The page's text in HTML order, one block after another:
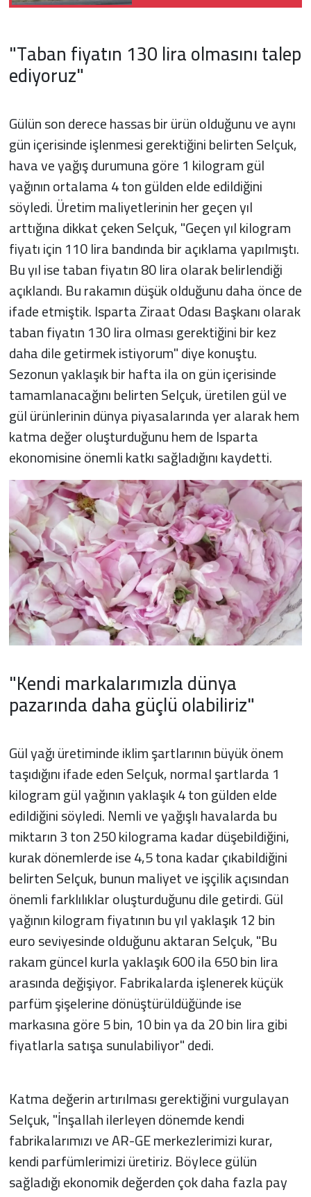
"Taban fiyatın 130 lira olmasını talep
ediyoruz"
Gülün son derece hassas bir ürün olduğunu ve aynı
gün içerisinde işlenmesi gerektiğini belirten Selçuk,
hava ve yağış durumuna göre 1 kilogram gül
yağının ortalama 4 ton gülden elde edildiğini
söyledi. Üretim maliyetlerinin her geçen yıl
arttığına dikkat çeken Selçuk, "Geçen yıl kilogram
fiyatı için 110 lira bandında bir açıklama yapılmıştı.
Bu yıl ise taban fiyatın 80 lira olarak belirlendiği
açıklandı. Bu rakamın düşük olduğunu daha önce de
ifade etmiştik. Isparta Ziraat Odası Başkanı olarak
taban fiyatın 130 lira olması gerektiğini bir kez
daha dile getirmek istiyorum" diye konuştu.
Sezonun yaklaşık bir hafta ila on gün içerisinde
tamamlanacağını belirten Selçuk, üretilen gül ve
gül ürünlerinin dünya piyasalarında yer alarak hem
katma değer oluşturduğunu hem de Isparta
ekonomisine önemli katkı sağladığını kaydetti.
"Kendi markalarımızla dünya
pazarında daha güçlü olabiliriz"
Gül yağı üretiminde iklim şartlarının büyük önem
taşıdığını ifade eden Selçuk, normal şartlarda 1
kilogram gül yağının yaklaşık 4 ton gülden elde
edildiğini söyledi. Nemli ve yağışlı havalarda bu
miktarın 3 ton 250 kilograma kadar düşebildiğini,
kurak dönemlerde ise 4,5 tona kadar çıkabildiğini
belirten Selçuk, bunun maliyet ve işçilik açısından
önemli farklılıklar oluşturduğunu dile getirdi. Gül
yağının kilogram fiyatının bu yıl yaklaşık 12 bin
euro seviyesinde olduğunu aktaran Selçuk, "Bu
rakam güncel kurla yaklaşık 600 ila 650 bin lira
arasında değişiyor. Fabrikalarda işlenerek küçük
parfüm şişelerine dönüştürüldüğünde ise
markasına göre 5 bin, 10 bin ya da 20 bin lira gibi
fiyatlarla satışa sunulabiliyor" dedi.
Katma değerin artırılması gerektiğini vurgulayan
Selçuk, "İnşallah ilerleyen dönemde kendi
fabrikalarımızı ve AR-GE merkezlerimizi kurar,
kendi parfümlerimizi üretiriz. Böylece gülün
sağladığı ekonomik değerden çok daha fazla pay